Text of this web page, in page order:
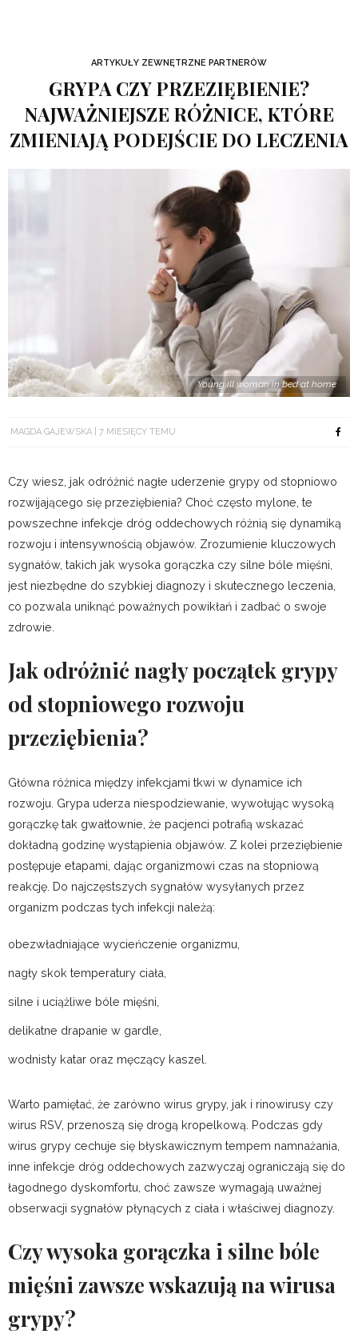
ARTYKUŁY ZEWNĘTRZNE PARTNERÓW
GRYPA CZY PRZEZIĘBIENIE?
NAJWAŻNIEJSZE RÓŻNICE, KTÓRE
ZMIENIAJĄ PODEJŚCIE DO LECZENIA
Young ill woman in bed at home
MAGDA GAJEWSKA 7 MIESIĘCY TEMU
Czy wiesz, jak odróżnić nagłe uderzenie grypy od stopniowo
rozwijającego się przeziębienia? Choć często mylone, te
powszechne infekcje dróg oddechowych różnią się dynamiką
rozwoju i intensywnością objawów. Zrozumienie kluczowych
sygnałów, takich jak wysoka gorączka czy silne bóle mięśni,
jest niezbędne do szybkiej diagnozy i skutecznego leczenia,
co pozwala uniknąć poważnych powikłań i zadbać o swoje
zdrowie.
Jak odróżnić nagły początek grypy
od stopniowego rozwoju
przeziębienia?
Główna różnica między infekcjami tkwi w dynamice ich
rozwoju. Grypa uderza niespodziewanie, wywołując wysoką
gorączkę tak gwałtownie, że pacjenci potrafią wskazać
dokładną godzinę wystąpienia objawów. Z kolei przeziębienie
postępuje etapami, dając organizmowi czas na stopniową
reakcję. Do najczęstszych sygnałów wysyłanych przez
organizm podczas tych infekcji należą:
obezwładniające wycieńczenie organizmu,
nagły skok temperatury ciała,
silne i uciążliwe bóle mięśni,
delikatne drapanie w gardle,
wodnisty katar oraz męczący kaszel.
Warto pamiętać, że zarówno wirus grypy, jak i rinowirusy czy
wirus RSV, przenoszą się drogą kropelkową. Podczas gdy
wirus grypy cechuje się błyskawicznym tempem namnażania,
inne infekcje dróg oddechowych zazwyczaj ograniczają się do
łagodnego dyskomfortu, choć zawsze wymagają uważnej
obserwacji sygnałów płynących z ciała i właściwej diagnozy.
Czy wysoka gorączka i silne bóle
mięśni zawsze wskazują na wirusa
grypy?